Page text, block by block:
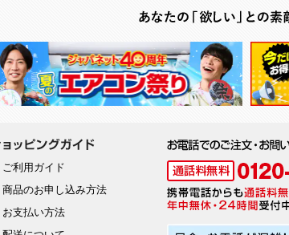
ご利用ガイド
商品のお申し込み方法
お支払い方法